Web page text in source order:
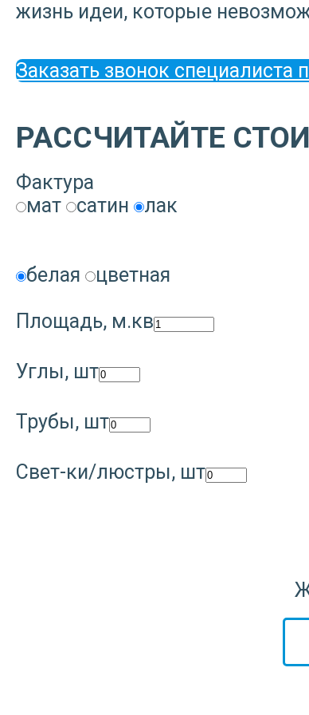
жизнь идеи, которые
Заказать звонок специалиста
РАССЧИТАЙТЕ
Фактура
мат
сатин лак
белая
цветная
Площадь, м.кв
Углы, шт
Трубы, шт
Свет-ки/люстры, шт